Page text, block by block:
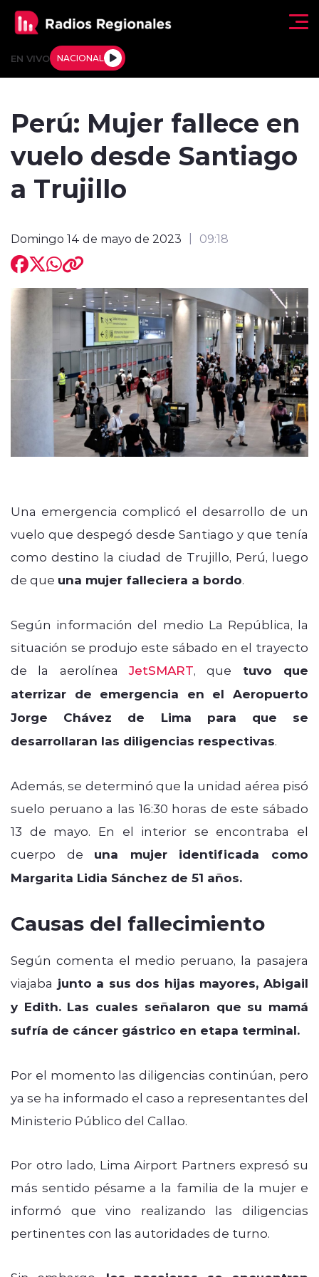
EN VIVO NACIONAL
Tendencias
Deportes
Internacional
Regiones al Aire
Entrevistas
modo claro
Perú: Mujer fallece en
vuelo desde Santiago
a Trujillo
Domingo 14 de mayo de 2023 09:18
Una emergencia complicó el desarrollo de un
vuelo que despegó desde Santiago y que tenía
como destino la ciudad de Trujillo, Perú, luego
de que una mujer falleciera a bordo.
Según información del medio La República, la
situación se produjo este sábado en el trayecto
de la aerolínea
JetSMART, que
tuvo que
aterrizar de emergencia en el Aeropuerto
Jorge Chávez de Lima para que se
desarrollaran las diligencias respectivas.
Además, se determinó que la unidad aérea pisó
suelo peruano a las 16:30 horas de este sábado
13 de mayo. En el interior se encontraba el
cuerpo de
una mujer identificada como
Margarita Lidia Sánchez de 51 años.
Causas del fallecimiento
Según comenta el medio peruano, la pasajera
viajaba junto a sus dos hijas mayores, Abigail
y Edith. Las cuales señalaron que su mamá
sufría de cáncer gástrico en etapa terminal.
Por el momento las diligencias continúan, pero
ya se ha informado el caso a representantes del
Ministerio Público del Callao.
Por otro lado, Lima Airport Partners expresó su
más sentido pésame a la familia de la mujer e
informó que vino realizando las diligencias
pertinentes con las autoridades de turno.